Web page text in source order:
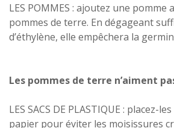
LES POMMES : ajoutez une pomme
pommes de terre. En dégageant
d’éthylène, elle empêchera la
Les pommes de terre n’aiment
LES SACS DE PLASTIQUE : placez-
papier pour éviter les moisissures